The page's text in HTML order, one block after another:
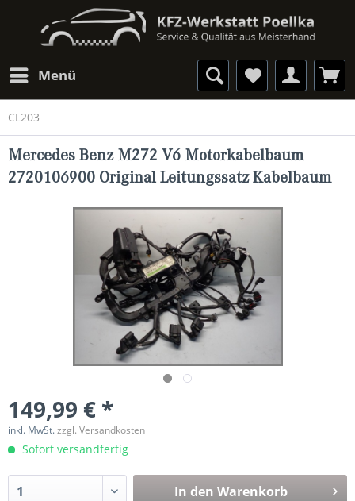
Menü
CL203
Mercedes Benz M272 V6 Motorkabelbaum
2720106900 Original Leitungssatz Kabelbaum
149,99 € *
inkl. MwSt.zzgl. Versandkosten
Sofort versandfertig
In den Warenkorb